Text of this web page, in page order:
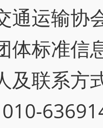
运输协
标准信
联系方